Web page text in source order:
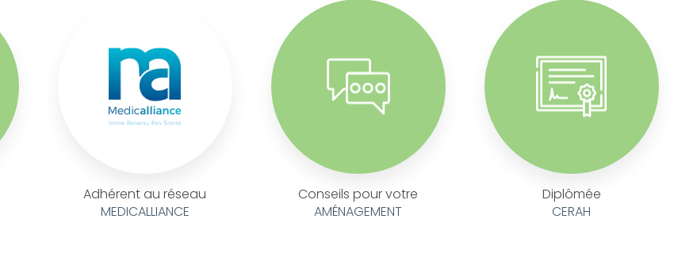
Adhérent au réseau
MEDICALLIANCE
Conseils pour votre
AMÉNAGEMENT
Diplômée
CERAH